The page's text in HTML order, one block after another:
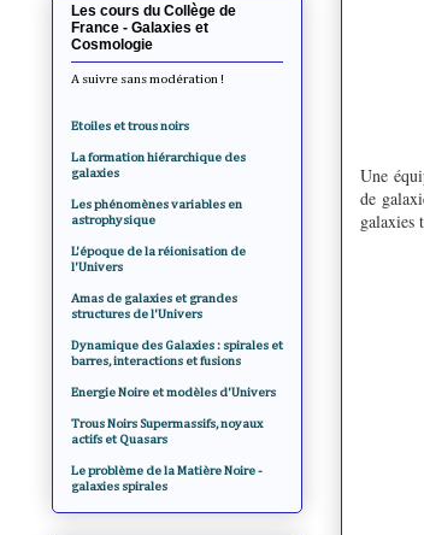
Une
de
galaxies
Les cours du Collège de
France - Galaxies et
Cosmologie
A suivre sans modération !
Etoiles et trous noirs
La formation hiérarchique des
galaxies
Les phénomènes variables en
astrophysique
L'époque de la réionisation de
l'Univers
Amas de galaxies et grandes
structures de l'Univers
Dynamique des Galaxies : spirales et
barres, interactions et fusions
Energie Noire et modèles d'Univers
Trous Noirs Supermassifs, noyaux
actifs et Quasars
Le problème de la Matière Noire -
galaxies spirales